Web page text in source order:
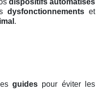
dispositifs automatisés
dysfonctionnements et
.
guides pour éviter les